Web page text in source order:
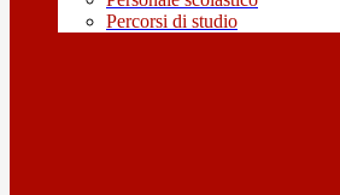
Percorsi di studio